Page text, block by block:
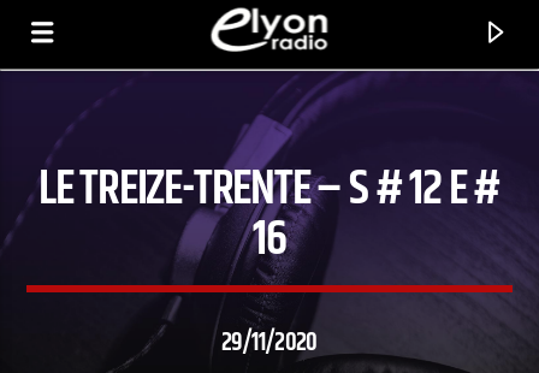
RADIO ELYON
POSITIVE ET ENCOURAGEANTE !
LE TREIZE-TRENTE – S # 12 E #
16
29/11/2020